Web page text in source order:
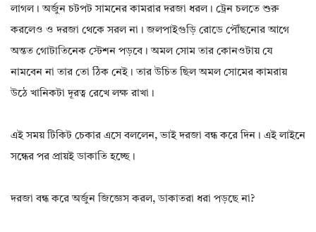
লাগল। অর্জুন চটপট সামনের কামরার দরজা ধরল। ট্রেন চলতে শুরু
করলেও ও দরজা থেকে সরল না। জলপাইগুড়ি রোডে পৌঁছনোর আগে
অন্তত গোটাতিনেক স্টেশন পড়বে। অমল সোম তার কোনওটায় যে
নামবেন না তার তো ঠিক নেই। তার উচিত ছিল অমল সোমের কামরায়
উঠে খানিকটা দূরত্ব রেখে লক্ষ রাখা।
এই সময় টিকিট চেকার এসে বললেন, ভাই দরজা বন্ধ করে দিন। এই লাইনে
সন্ধের পর প্রায়ই ডাকাতি হচ্ছে।
দরজা বন্ধ করে অর্জুন জিজ্ঞেস করল, ডাকাতরা ধরা পড়ছে না?